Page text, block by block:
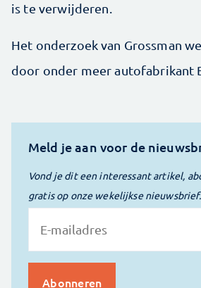
is te verwijderen.
Het onderzoek van Grossman
door onder meer autofabrikant
Meld je aan voor de
Vond je dit een interessant artikel,
gratis op onze wekelijkse nieuwsbrief.